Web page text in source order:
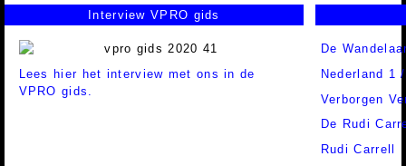
Interview VPRO gids
Lees hier het interview met ons in de
VPRO gids.
De
Nederland 1
Verborgen
De Rudi
Rudi Carrell